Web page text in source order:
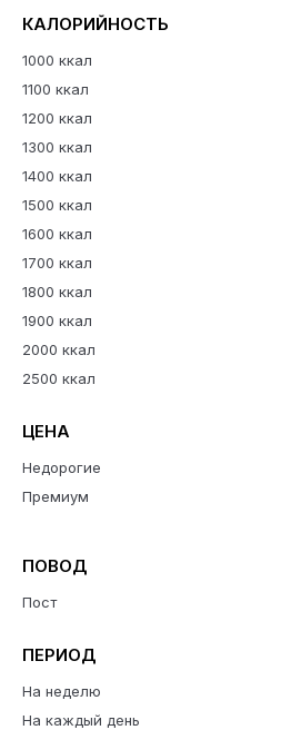
КАЛОРИЙНОСТЬ
1000 ккал
1100 ккал
1200 ккал
1300 ккал
1400 ккал
1500 ккал
1600 ккал
1700 ккал
1800 ккал
1900 ккал
2000 ккал
2500 ккал
ЦЕНА
Недорогие
Премиум
ПОВОД
Пост
ПЕРИОД
На неделю
На каждый день